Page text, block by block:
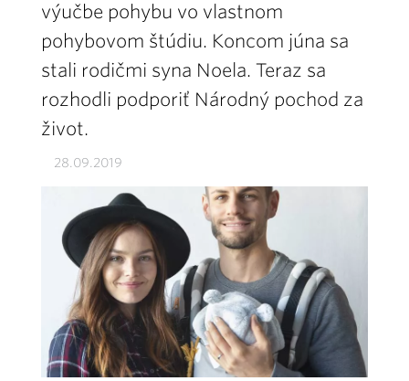
výučbe pohybu vo vlastnom
pohybovom štúdiu. Koncom júna sa
stali rodičmi syna Noela. Teraz sa
rozhodli podporiť Národný pochod za
život.
28.09.2019